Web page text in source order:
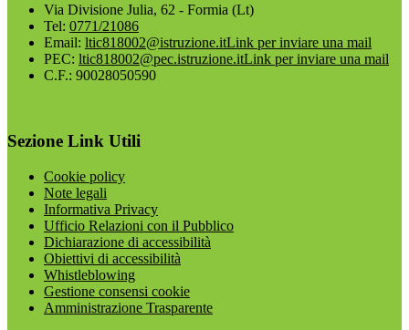
Via Divisione Julia, 62 - Formia (Lt)
Tel: 0771/21086
Email: ltic818002@istruzione.itLink per inviare una mail
PEC: ltic818002@pec.istruzione.itLink per inviare una mail
C.F.: 90028050590
Sezione Link Utili
Cookie policy
Note legali
Informativa Privacy
Ufficio Relazioni con il Pubblico
Dichiarazione di accessibilità
Obiettivi di accessibilità
Whistleblowing
Gestione consensi cookie
Amministrazione Trasparente